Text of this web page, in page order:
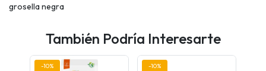
grosella negra
También Podría Interesarte
-10% -10%